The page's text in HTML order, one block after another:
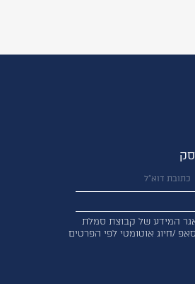
המידע של קבוצת סמלת
/חיוג אוטומטי לפי הפרטים